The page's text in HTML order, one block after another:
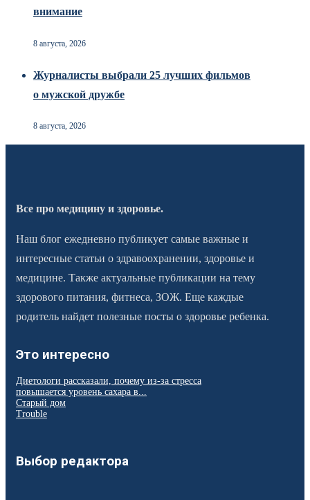
внимание
8 августа, 2026
Журналисты выбрали 25 лучших фильмов
о мужской дружбе
8 августа, 2026
Все про медицину и здоровье.
Наш блог ежедневно публикует самые важные и
интересные статьи о здравоохранении, здоровье и
медицине. Также актуальные публикации на тему
здорового питания, фитнеса, ЗОЖ. Еще каждые
родитель найдет полезные посты о здоровье ребенка.
Это интересно
Диетологи рассказали, почему из-за стресса
повышается уровень сахара в...
Старый дом
Trouble
Выбор редактора